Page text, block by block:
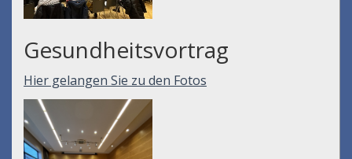
Gesundheitsvortrag
Hier gelangen Sie zu den Fotos